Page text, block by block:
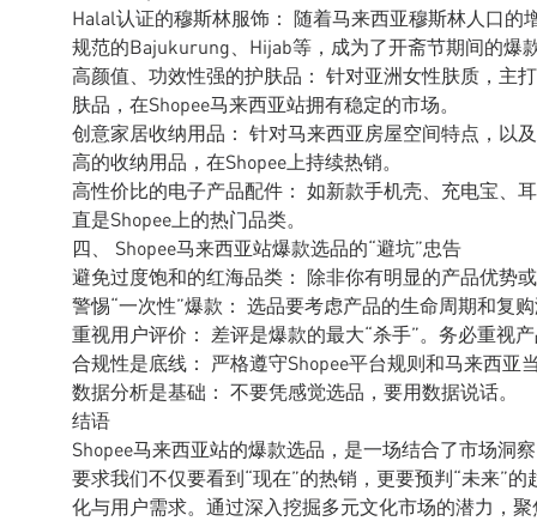
Halal认证的穆斯林服饰： 随着马来西亚穆斯林人口
规范的Bajukurung、Hijab等，成为了开斋节期间的爆
高颜值、功效性强的护肤品： 针对亚洲女性肤质，主
肤品，在Shopee马来西亚站拥有稳定的市场。
创意家居收纳用品： 针对马来西亚房屋空间特点，以
高的收纳用品，在Shopee上持续热销。
高性价比的电子产品配件： 如新款手机壳、充电宝、
直是Shopee上的热门品类。
四、 Shopee马来西亚站爆款选品的“避坑”忠告
避免过度饱和的红海品类： 除非你有明显的产品优势
警惕“一次性”爆款： 选品要考虑产品的生命周期和复
重视用户评价： 差评是爆款的最大“杀手”。务必重视
合规性是底线： 严格遵守Shopee平台规则和马来西
数据分析是基础： 不要凭感觉选品，要用数据说话。
结语
Shopee马来西亚站的爆款选品，是一场结合了市场洞
要求我们不仅要看到“现在”的热销，更要预判“未来”
化与用户需求。通过深入挖掘多元文化市场的潜力，